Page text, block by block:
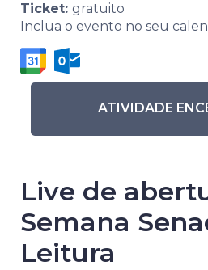
Ticket: gratuito
Inclua o evento no seu
ATIVIDADE
Live de
Semana
Leitura